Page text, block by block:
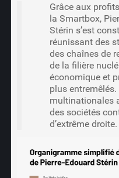
Grâce aux
la Smartbox,
Stérin s’est
réunissant des
des chaînes de
de la filière
économique et
plus entremêlés.
multinationales
des sociétés
d’extrême droite.